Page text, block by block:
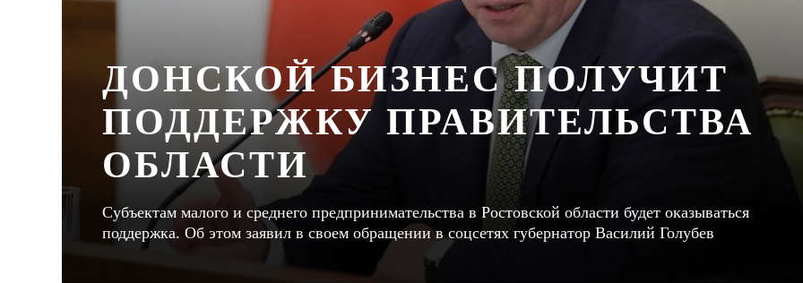
ДОНСКОЙ БИЗНЕС ПОЛУЧИТ
ПОДДЕРЖКУ ПРАВИТЕЛЬСТВА
ОБЛАСТИ
Субъектам малого и среднего предпринимательства в Ростовской области будет оказываться
поддержка. Об этом заявил в своем обращении в соцсетях губернатор Василий Голубев